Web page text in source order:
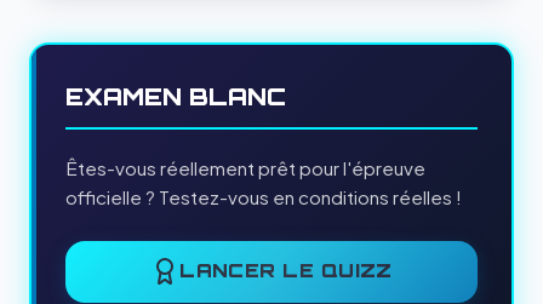
EXAMEN BLANC
Êtes-vous réellement prêt pour l'épreuve
officielle ? Testez-vous en conditions réelles !
LANCER LE QUIZZ